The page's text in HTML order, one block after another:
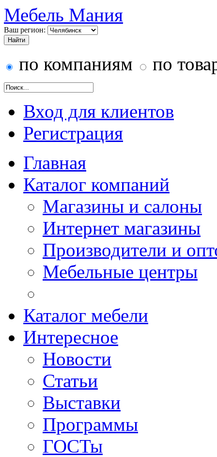
Мебель Мания
Ваш регион:
по компаниям по
Вход для клиентов
Регистрация
Главная
Каталог компаний
Магазины и салоны
Интернет магазины
Производители и
Мебельные центры
Каталог мебели
Интересное
Новости
Статьи
Выставки
Программы
ГОСТы